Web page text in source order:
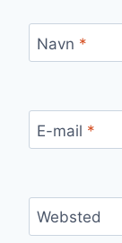
Navn *
E-mail *
Websted